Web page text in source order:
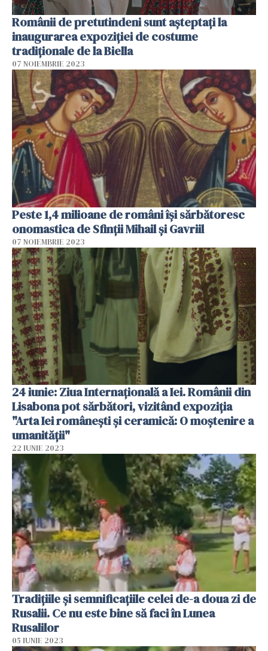
Românii de pretutindeni sunt așteptați la
inaugurarea expoziției de costume
tradiționale de la Biella
07 NOIEMBRIE 2023
Peste 1,4 milioane de români îşi sărbătoresc
onomastica de Sfinţii Mihail şi Gavriil
07 NOIEMBRIE 2023
24 iunie: Ziua Internațională a Iei. Românii din
Lisabona pot sărbători, vizitând expoziția
"Arta Iei românești și ceramică: O moștenire a
umanității"
22 IUNIE 2023
Tradițiile și semnificațiile celei de-a doua zi de
Rusalii. Ce nu este bine să faci în Lunea
Rusalilor
05 IUNIE 2023